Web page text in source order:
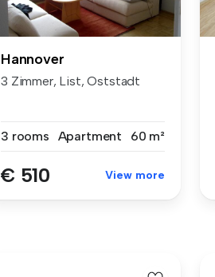
Hannover
3 Zimmer, List, Oststadt
3 rooms Apartment 60 m²
€ 510 View more